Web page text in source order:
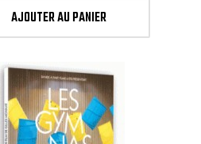
AJOUTER AU PANIER